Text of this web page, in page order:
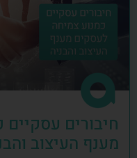
חיבורים
מענף העיצוב